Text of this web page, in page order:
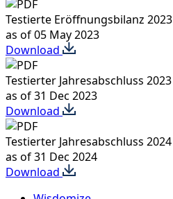
Testierte Eröffnungsbilanz 2023
as of 05 May 2023
Download
Testierter Jahresabschluss 2023
as of 31 Dec 2023
Download
Testierter Jahresabschluss 2024
as of 31 Dec 2024
Download